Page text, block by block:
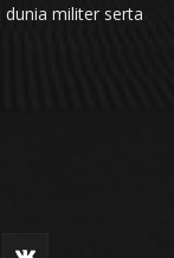
dunia militer serta